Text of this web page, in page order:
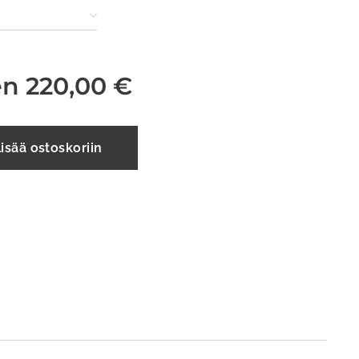
220,00 €
ostoskoriin